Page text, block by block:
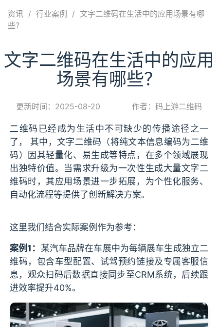
资讯 / 行业案例 / 文字二维码在生活中的应用场景有哪
些？
文字二维码在生活中的应用
场景有哪些？
更新时间：2025-08-20 作者：码上游二维码
二维码已经成为生活中不可缺少的传播途径之一
了， 其中，文字二维码（将纯文本信息编码为二维
码）因其轻量化、易生成等特点，在多个领域展现
出独特价值。当需求升级为一次性生成大量文字二
维码时，其应用场景进一步拓展，为个性化服务、
自动化流程等提供了创新解决方案。
这里我们结合实际案例作为参考：
案例1： 某汽车品牌在车展中为每辆展车生成独立二
维码，包含车型配置、试驾预约链接及专属客服信
息，观众扫码后数据直接同步至CRM系统，后续跟
进效率提升40%。